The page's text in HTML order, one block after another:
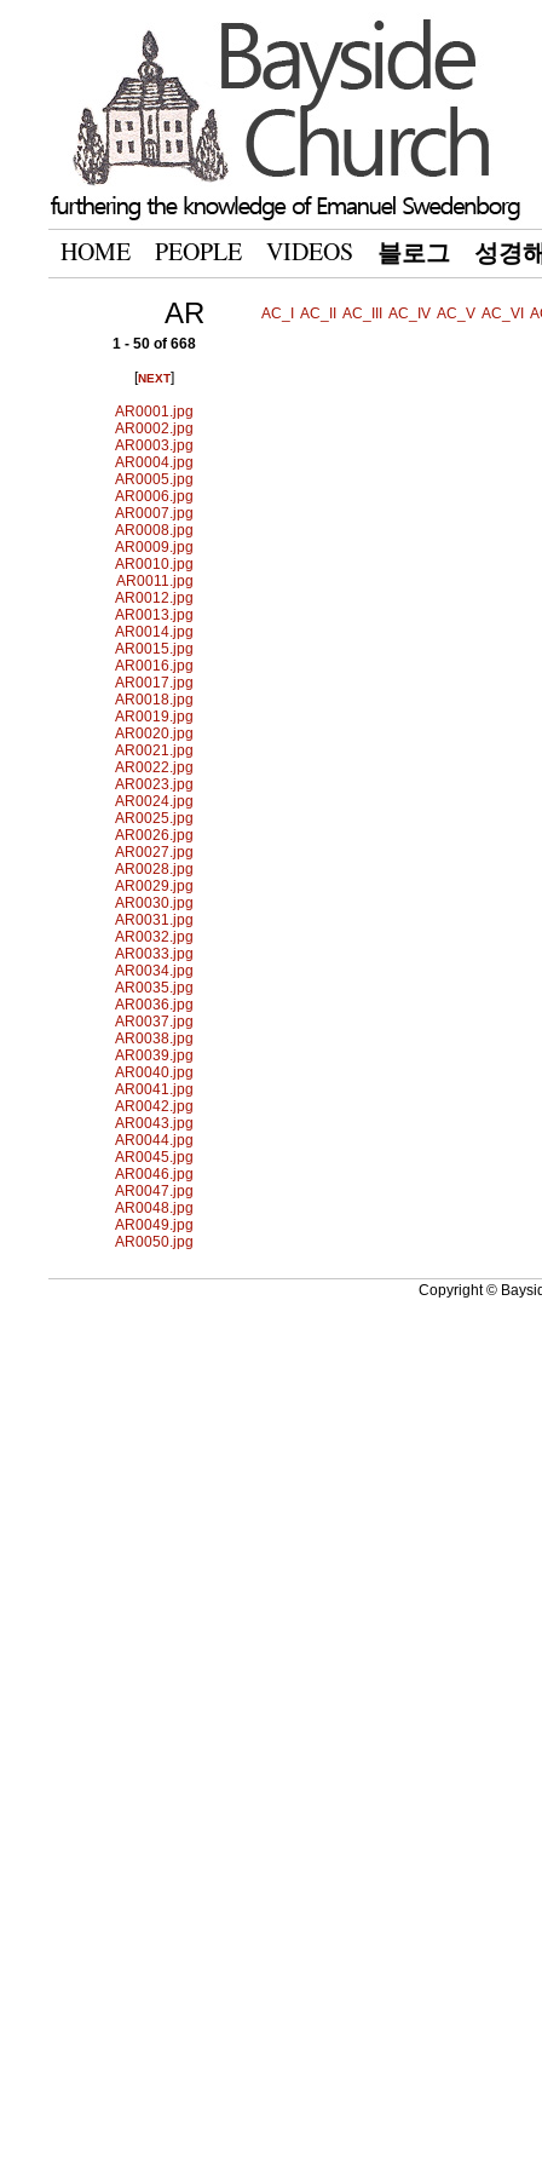
HOME PEOPLE VIDEOS 블로그 성경
AR AC_I AC_II AC_III AC_IV AC_V AC_VI
1 - 50 of 668
[NEXT]
AR0001.jpg
AR0002.jpg
AR0003.jpg
AR0004.jpg
AR0005.jpg
AR0006.jpg
AR0007.jpg
AR0008.jpg
AR0009.jpg
AR0010.jpg
AR0011.jpg
AR0012.jpg
AR0013.jpg
AR0014.jpg
AR0015.jpg
AR0016.jpg
AR0017.jpg
AR0018.jpg
AR0019.jpg
AR0020.jpg
AR0021.jpg
AR0022.jpg
AR0023.jpg
AR0024.jpg
AR0025.jpg
AR0026.jpg
AR0027.jpg
AR0028.jpg
AR0029.jpg
AR0030.jpg
AR0031.jpg
AR0032.jpg
AR0033.jpg
AR0034.jpg
AR0035.jpg
AR0036.jpg
AR0037.jpg
AR0038.jpg
AR0039.jpg
AR0040.jpg
AR0041.jpg
AR0042.jpg
AR0043.jpg
AR0044.jpg
AR0045.jpg
AR0046.jpg
AR0047.jpg
AR0048.jpg
AR0049.jpg
AR0050.jpg
Copyright ©